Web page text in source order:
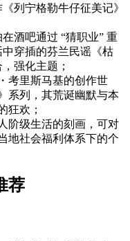
列宁格勒牛仔征美记》
在酒吧通过 “猜职业” 重
穿插的芬兰民谣《枯
强化主题；
考里斯马基的创作世
系列，其荒诞幽默与本
狂欢；
阶级生活的刻画，可对
地社会福利体系下的个
荐